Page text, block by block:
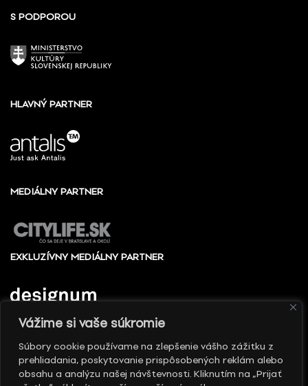
Vážime si vaše súkromie
Súbory cookie používame na zlepšenie vášho zážitku z
prehliadania, poskytovanie prispôsobených reklám alebo
obsahu a analýzu našej návštevnosti. Kliknutím na „Prijať
S PODPOROU
HLAVNÝ PARTNER
MEDIÁLNY PARTNER
EXKLUZÍVNY MEDIÁLNY PARTNER
© 2010 - 2026 Slovenské centrum dizajnu, Všetky